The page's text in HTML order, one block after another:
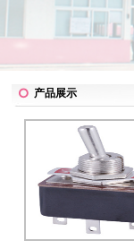
产品展示